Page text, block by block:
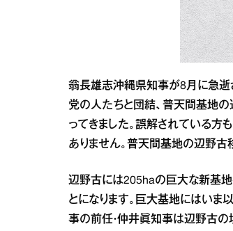
翁長雄志沖縄県知事が8月に急逝
党の人たちと団結、普天間基地
ってきました。誤解されている
ありません。普天間基地の辺野古
辺野古には205haの巨大な新基地
とになります。巨大基地にはいま
事の前任・仲井眞知事は辺野古の